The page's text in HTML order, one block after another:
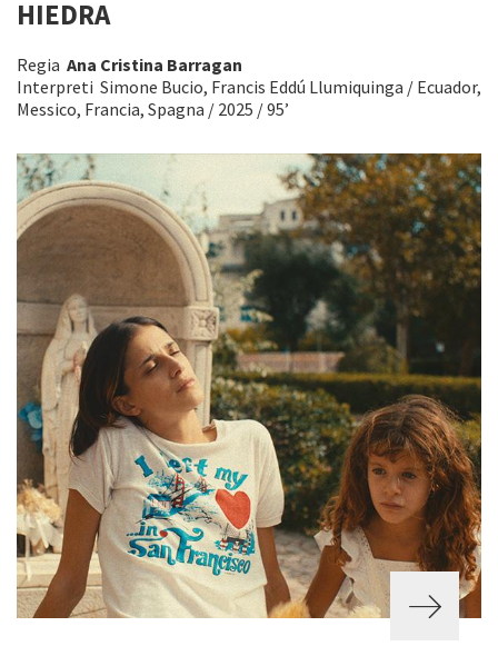
HIEDRA
Regia Ana Cristina Barragan
Interpreti Simone Bucio, Francis Eddú Llumiquinga / Ecuador,
Messico, Francia, Spagna / 2025 / 95’